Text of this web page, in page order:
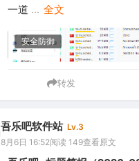
一道 ... 全文
安全防御
转发
吾乐吧软件站 Lv.3
8月6日 16:52阅读 149查看原文